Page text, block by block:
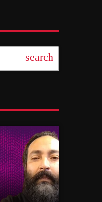
search